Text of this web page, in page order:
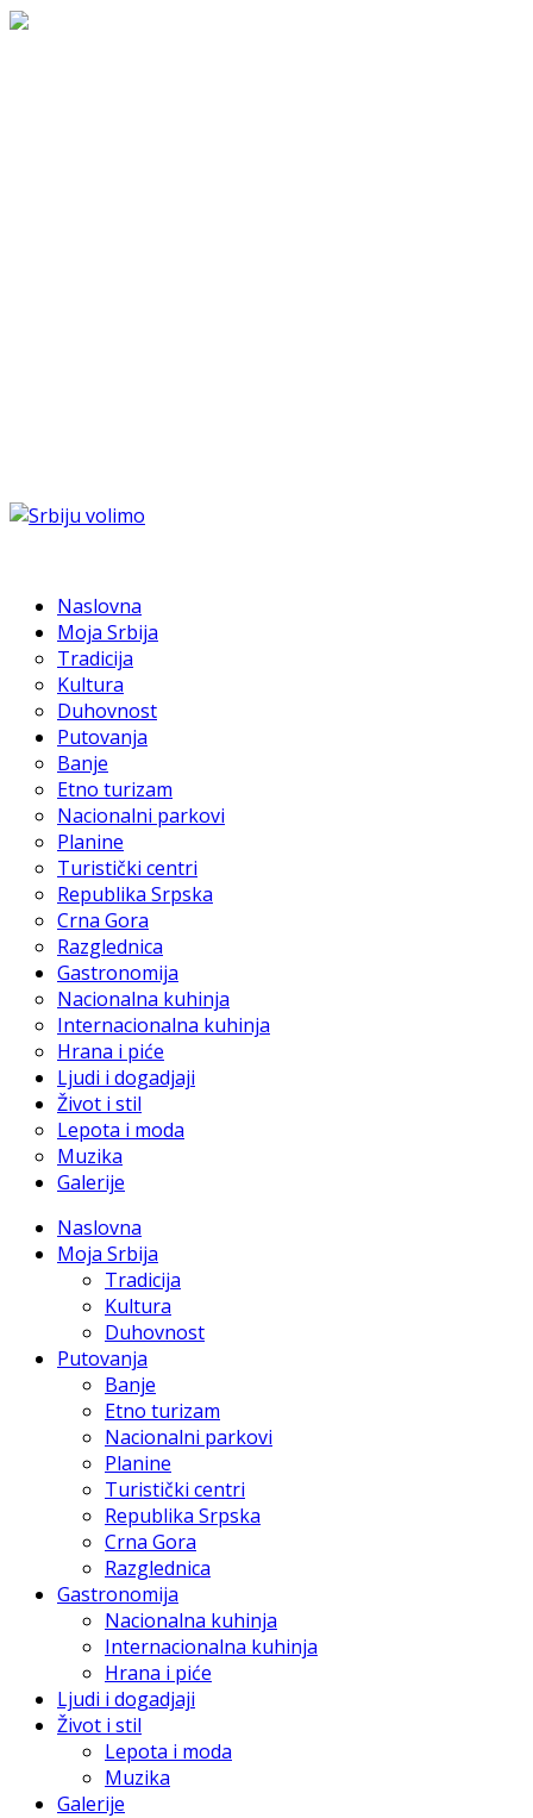
Naslovna
Moja Srbija
Tradicija
Kultura
Duhovnost
Putovanja
Banje
Etno turizam
Nacionalni parkovi
Planine
Turistički centri
Republika Srpska
Crna Gora
Razglednica
Gastronomija
Nacionalna kuhinja
Internacionalna kuhinja
Hrana i piće
Ljudi i dogadjaji
Život i stil
Lepota i moda
Muzika
Galerije
Naslovna
Moja Srbija
Tradicija
Kultura
Duhovnost
Putovanja
Banje
Etno turizam
Nacionalni parkovi
Planine
Turistički centri
Republika Srpska
Crna Gora
Razglednica
Gastronomija
Nacionalna kuhinja
Internacionalna kuhinja
Hrana i piće
Ljudi i dogadjaji
Život i stil
Lepota i moda
Muzika
Galerije